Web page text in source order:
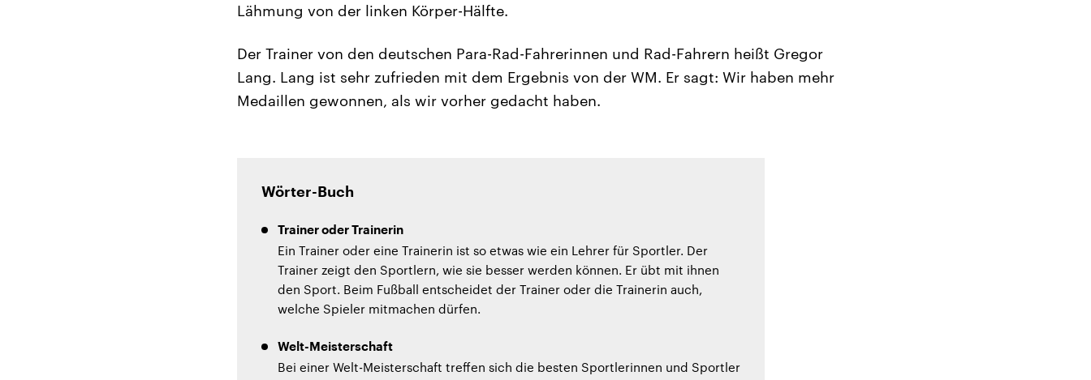
Lähmung von der linken Körper-Hälfte.
Der Trainer von den deutschen Para-Rad-Fahrerinnen und Rad-Fahrern heißt Gregor
Lang. Lang ist sehr zufrieden mit dem Ergebnis von der WM. Er sagt: Wir haben mehr
Medaillen gewonnen, als wir vorher gedacht haben.
Wörter-Buch
Trainer oder Trainerin
Ein Trainer oder eine Trainerin ist so etwas wie ein Lehrer für Sportler. Der
Trainer zeigt den Sportlern, wie sie besser werden können. Er übt mit ihnen
den Sport. Beim Fußball entscheidet der Trainer oder die Trainerin auch,
welche Spieler mitmachen dürfen.
Welt-Meisterschaft
Bei einer Welt-Meisterschaft treffen sich die besten Sportlerinnen und Sportler